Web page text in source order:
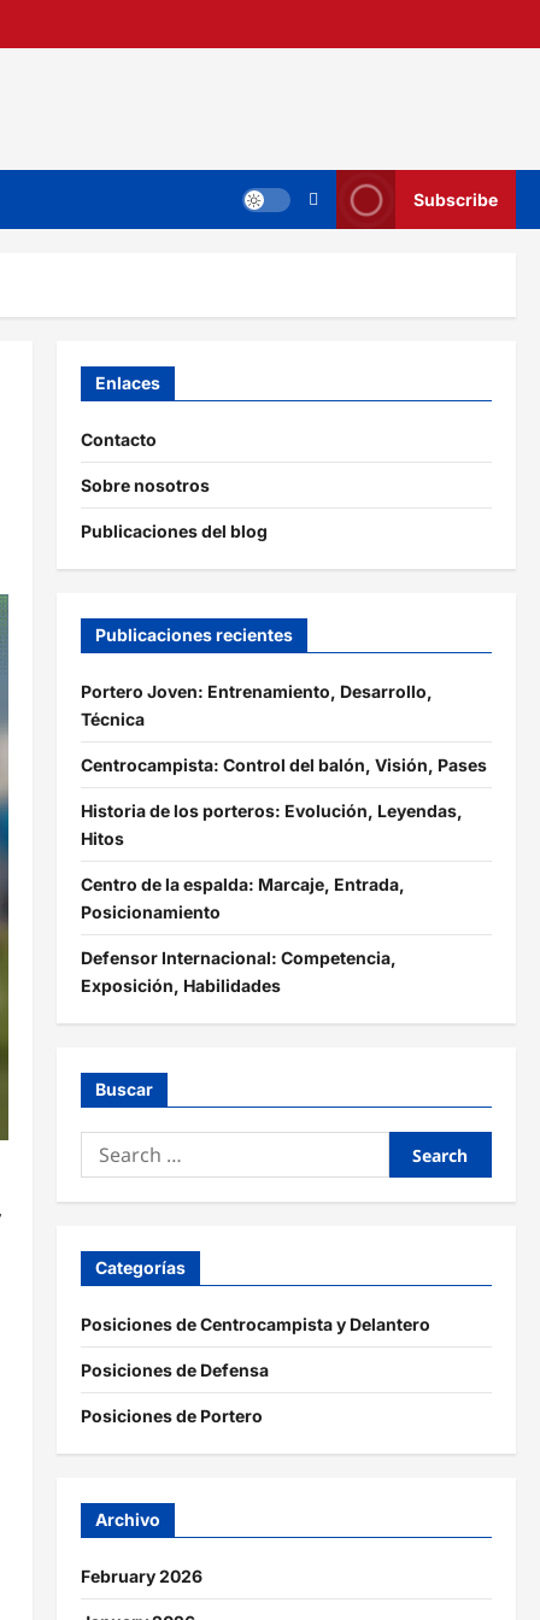
Subscribe
Enlaces
Contacto
Sobre nosotros
Publicaciones del blog
Publicaciones recientes
Portero Joven: Entrenamiento, Desarrollo,
Técnica
Centrocampista: Control del balón, Visión, Pases
Historia de los porteros: Evolución, Leyendas,
Hitos
Centro de la espalda: Marcaje, Entrada,
Posicionamiento
Defensor Internacional: Competencia,
Exposición, Habilidades
Buscar
Search
for:
Categorías
Posiciones de Centrocampista y Delantero
Posiciones de Defensa
Posiciones de Portero
Archivo
February 2026